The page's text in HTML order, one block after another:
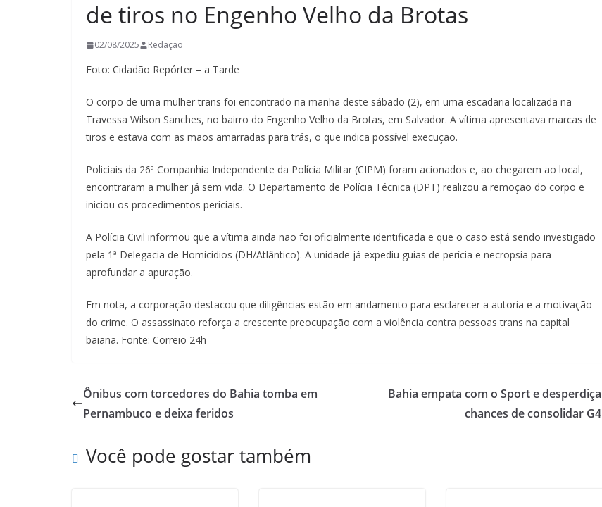
de tiros no Engenho Velho da Brotas
02/08/2025 Redação
Foto: Cidadão Repórter – a Tarde
O corpo de uma mulher trans foi encontrado na manhã deste sábado (2), em uma escadaria localizada na
Travessa Wilson Sanches, no bairro do Engenho Velho da Brotas, em Salvador. A vítima apresentava marcas de
tiros e estava com as mãos amarradas para trás, o que indica possível execução.
Policiais da 26ª Companhia Independente da Polícia Militar (CIPM) foram acionados e, ao chegarem ao local,
encontraram a mulher já sem vida. O Departamento de Polícia Técnica (DPT) realizou a remoção do corpo e
iniciou os procedimentos periciais.
A Polícia Civil informou que a vítima ainda não foi oficialmente identificada e que o caso está sendo investigado
pela 1ª Delegacia de Homicídios (DH/Atlântico). A unidade já expediu guias de perícia e necropsia para
aprofundar a apuração.
Em nota, a corporação destacou que diligências estão em andamento para esclarecer a autoria e a motivação
do crime. O assassinato reforça a crescente preocupação com a violência contra pessoas trans na capital
baiana. Fonte: Correio 24h
Ônibus com torcedores do Bahia tomba em
Pernambuco e deixa feridos
Bahia empata com o Sport e desperdiça
chances de consolidar G4
Você pode gostar também